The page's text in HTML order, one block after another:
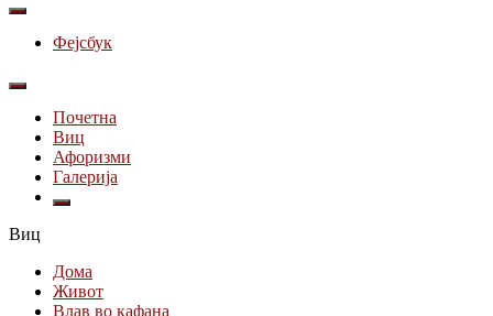
Фејсбук
Почетна
Виц
Афоризми
Галерија
Виц
Дома
Живот
Влав во кафана